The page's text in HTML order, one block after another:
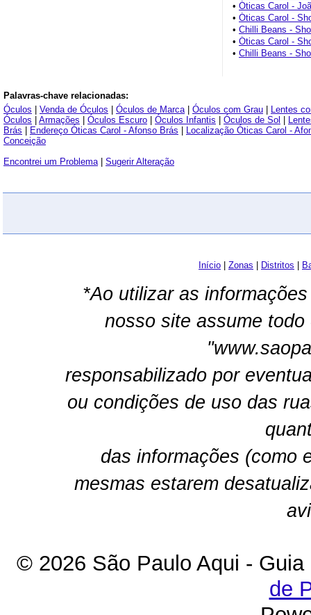
• Óticas Carol -
• Óticas Carol -
• Chilli Beans -
• Óticas Carol -
• Chilli Beans -
Palavras-chave relacionadas:
Óculos
Venda de Óculos Óculos de Marca| Óculos com Grau
Lentes
Óculos
Armações Óculos Escuro Óculos Infantis Óculos de Sol
Brás
Endereço Óticas Carol - Afonso Brás
Localização Óticas Carol -
Conceição
Encontrei um Problema| Sugerir Alteração
Início Zonas Distritos
*Ao utilizar as
nosso site assume
responsabilizado por
ou condições de uso das
das informações (como
mesmas estarem
© 2026 São Paulo Aqui -
de